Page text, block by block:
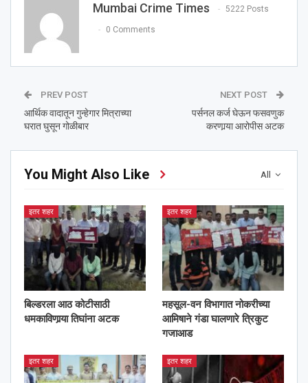
Mumbai Crime Times 5222 Posts
0 Comments
PREV POST
आर्थिक वादातून गुन्हेगार मित्राच्या
घरात घुसून गोळीबार
NEXT POST
पर्सनल कर्ज घेऊन फसवणुक
करणार्‍या आरोपीस अटक
All
You Might Also Like
इतर शहर
बिल्डरला आठ कोटीसाठी
धमकाविणार्‍या तिघांना अटक
इतर शहर
महसूल-वन विभागात नोकरीच्या
आमिषाने गंडा घालणारे त्रिकुट
गजाआड
इतर शहर इतर शहर